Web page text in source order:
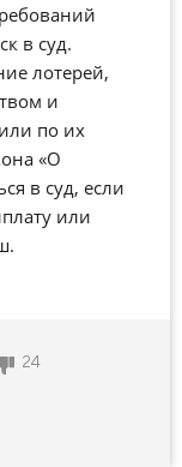
в суд.
лотерей,
и
по их
«О
в суд, если
или
24